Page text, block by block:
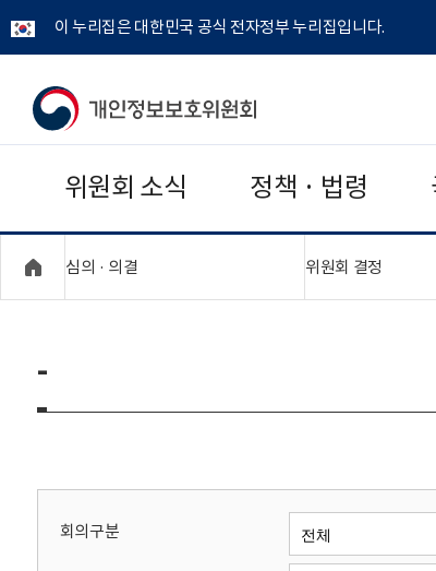
이 누리집은 대한민국 공식 전자정부 누리집입니다.
개
보
보
위
회
위원회 소식 정책 · 법령
심의 · 의결 위원회 결정
-
회의구분